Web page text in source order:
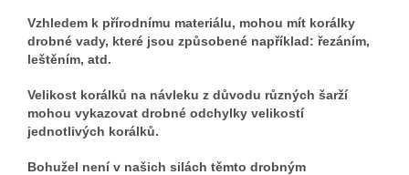
Vzhledem k přírodnímu materiálu, mohou mít korálky
drobné vady, které jsou způsobené například: řezáním,
leštěním, atd.
Velikost korálků na návleku z důvodu různých šarží
mohou vykazovat drobné odchylky velikostí
jednotlivých korálků.
Bohužel není v našich silách těmto drobným